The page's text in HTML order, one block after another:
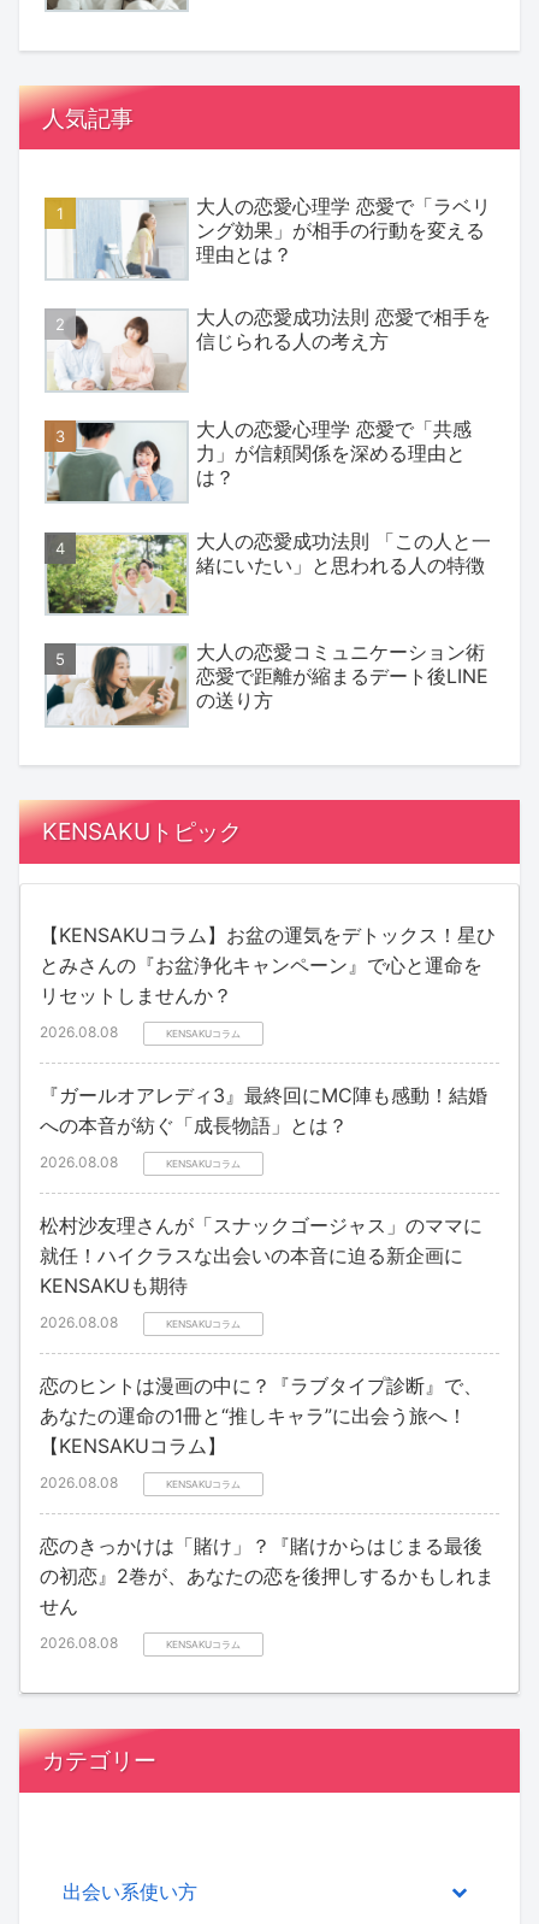
人気記事
大人の恋愛心理学 恋愛で「ラベリ
ング効果」が相手の行動を変える
理由とは？
大人の恋愛成功法則 恋愛で相手を
信じられる人の考え方
大人の恋愛心理学 恋愛で「共感
力」が信頼関係を深める理由と
は？
大人の恋愛成功法則 「この人と一
緒にいたい」と思われる人の特徴
大人の恋愛コミュニケーション術
恋愛で距離が縮まるデート後LINE
の送り方
KENSAKUトピック
【KENSAKUコラム】お盆の運気をデトックス！星ひ
とみさんの『お盆浄化キャンペーン』で心と運命を
リセットしませんか？
2026.08.08 KENSAKUコラム
『ガールオアレディ3』最終回にMC陣も感動！結婚
への本音が紡ぐ「成長物語」とは？
2026.08.08 KENSAKUコラム
松村沙友理さんが「スナックゴージャス」のママに
就任！ハイクラスな出会いの本音に迫る新企画に
KENSAKUも期待
2026.08.08 KENSAKUコラム
恋のヒントは漫画の中に？『ラブタイプ診断』で、
あなたの運命の1冊と“推しキャラ”に出会う旅へ！
【KENSAKUコラム】
2026.08.08 KENSAKUコラム
恋のきっかけは「賭け」？『賭けからはじまる最後
の初恋』2巻が、あなたの恋を後押しするかもしれま
せん
2026.08.08 KENSAKUコラム
カテゴリー
出会い系使い方